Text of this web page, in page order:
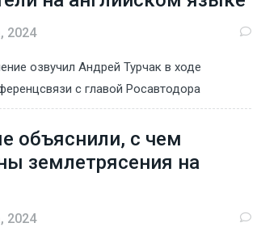
2024
озвучил Андрей Турчак в ходе
с главой Росавтодора
объяснили, с чем
землетрясения на
2024